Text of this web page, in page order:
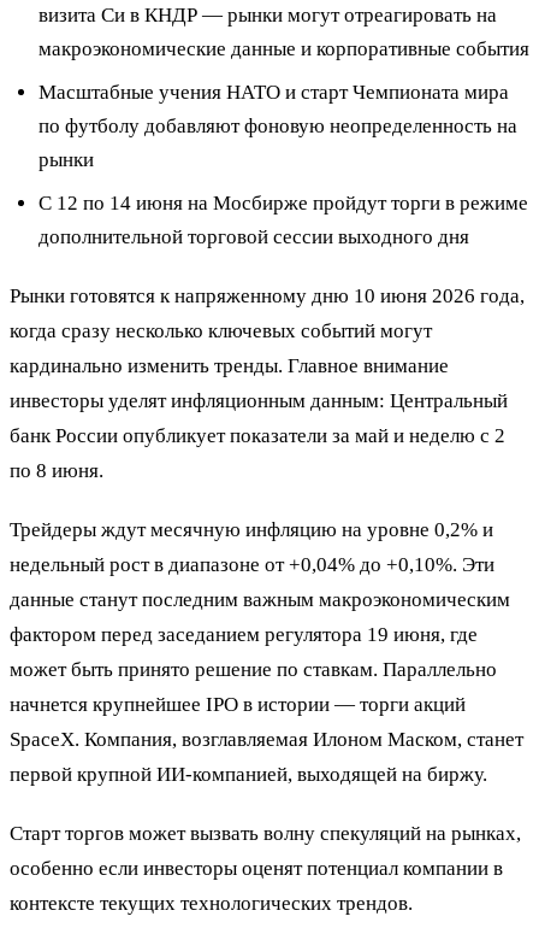
визита Си в КНДР — рынки могут отреагировать на
макроэкономические данные и корпоративные события
Масштабные учения НАТО и старт Чемпионата мира
по футболу добавляют фоновую неопределенность на
рынки
С 12 по 14 июня на Мосбирже пройдут торги в режиме
дополнительной торговой сессии выходного дня
Рынки готовятся к напряженному дню 10 июня 2026 года,
когда сразу несколько ключевых событий могут
кардинально изменить тренды. Главное внимание
инвесторы уделят инфляционным данным: Центральный
банк России опубликует показатели за май и неделю с 2
по 8 июня.
Трейдеры ждут месячную инфляцию на уровне 0,2% и
недельный рост в диапазоне от +0,04% до +0,10%. Эти
данные станут последним важным макроэкономическим
фактором перед заседанием регулятора 19 июня, где
может быть принято решение по ставкам. Параллельно
начнется крупнейшее IPO в истории — торги акций
SpaceX. Компания, возглавляемая Илоном Маском, станет
первой крупной ИИ-компанией, выходящей на биржу.
Старт торгов может вызвать волну спекуляций на рынках,
особенно если инвесторы оценят потенциал компании в
контексте текущих технологических трендов.